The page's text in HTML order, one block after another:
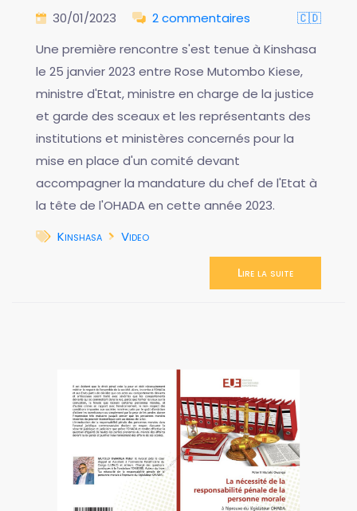
30/01/2023 2 commentaires
🇨🇩
Une première rencontre s'est tenue à Kinshasa
le 25 janvier 2023 entre Rose Mutombo Kiese,
ministre d'Etat, ministre en charge de la justice
et garde des sceaux et les représentants des
institutions et ministères concernés pour la
mise en place d'un comité devant
accompagner la mandature du chef de l'Etat à
la tête de l'OHADA en cette année 2023.
Kinshasa
Video
Lire la suite